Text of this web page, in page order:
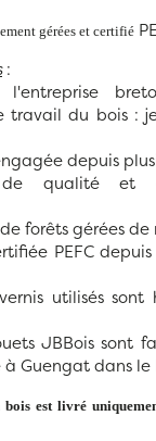
gérées et certifié
:
l'entreprise
travail du bois :
depuis
de qualité et
de forêts gérées
PEFC
utilisés sont
JBBois sont
Guengat dans le
bois est livré